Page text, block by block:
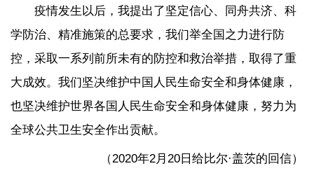
疫情发生以后，我提出了坚定信心、同舟共济、科
学防治、精准施策的总要求，我们举全国之力进行防
控，采取一系列前所未有的防控和救治举措，取得了重
大成效。我们坚决维护中国人民生命安全和身体健康，
也坚决维护世界各国人民生命安全和身体健康，努力为
全球公共卫生安全作出贡献。
（2020年2月20日给比尔·盖茨的回信）